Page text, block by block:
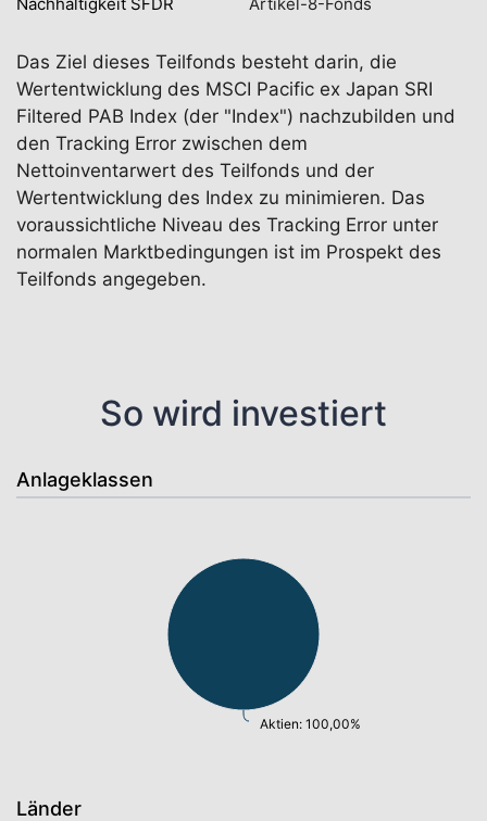
Das Ziel dieses Teilfonds besteht darin, die
Wertentwicklung des MSCI Pacific ex Japan SRI
Filtered PAB Index (der "Index") nachzubilden und
den Tracking Error zwischen dem
Nettoinventarwert des Teilfonds und der
Wertentwicklung des Index zu minimieren. Das
voraussichtliche Niveau des Tracking Error unter
normalen Marktbedingungen ist im Prospekt des
Teilfonds angegeben.
So wird investiert
Anlageklassen
Aktien: 100,00%
Länder